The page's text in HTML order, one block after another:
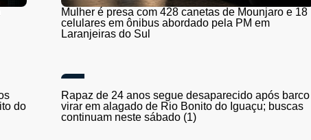
Mulher é presa com 428 canetas de Mounjaro e 18
celulares em ônibus abordado pela PM em
Laranjeiras do Sul